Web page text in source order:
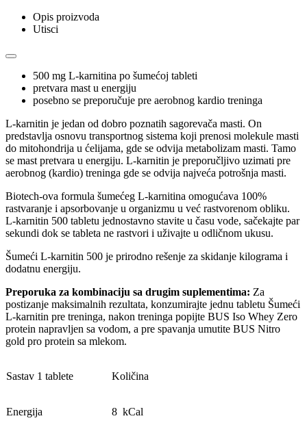
Opis proizvoda
Utisci
500 mg L-karnitina po šumećoj tableti
pretvara mast u energiju
posebno se preporučuje pre aerobnog kardio treninga
L-karnitin je jedan od dobro poznatih sagorevača masti. On
predstavlja osnovu transportnog sistema koji prenosi molekule masti
do mitohondrija u ćelijama, gde se odvija metabolizam masti. Tamo
se mast pretvara u energiju. L-karnitin je preporučljivo uzimati pre
aerobnog (kardio) treninga gde se odvija najveća potrošnja masti.
Biotech-ova formula šumećeg L-karnitina omogućava 100%
rastvaranje i apsorbovanje u organizmu u već rastvorenom obliku.
L-karnitin 500 tabletu jednostavno stavite u času vode, sačekajte par
sekundi dok se tableta ne rastvori i uživajte u odličnom ukusu.
Šumeći L-karnitin 500 je prirodno rešenje za skidanje kilograma i
dodatnu energiju.
Preporuka za kombinaciju sa drugim suplementima: Za
postizanje maksimalnih rezultata, konzumirajte jednu tabletu Šumeći
L-karnitin pre treninga, nakon treninga popijte BUS Iso Whey Zero
protein napravljen sa vodom, a pre spavanja umutite BUS Nitro
gold pro protein sa mlekom.
Sastav 1 tablete Količina
Energija 8 kCal